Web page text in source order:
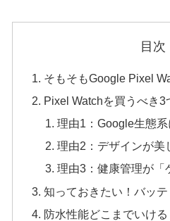
目次
そもそもGoogle Pixel
Pixel Watchを買うべき3
理由1：Google生態
理由2：デザインが美
理由3：健康管理が「
知っておきたい！バッ
防水性能どこまでいけ